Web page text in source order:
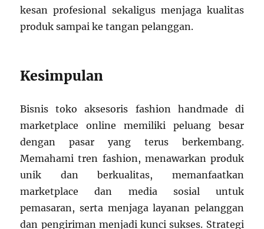
kesan profesional sekaligus menjaga kualitas
produk sampai ke tangan pelanggan.
Kesimpulan
Bisnis toko aksesoris fashion handmade di
marketplace online memiliki peluang besar
dengan pasar yang terus berkembang.
Memahami tren fashion, menawarkan produk
unik dan berkualitas, memanfaatkan
marketplace dan media sosial untuk
pemasaran, serta menjaga layanan pelanggan
dan pengiriman menjadi kunci sukses. Strategi